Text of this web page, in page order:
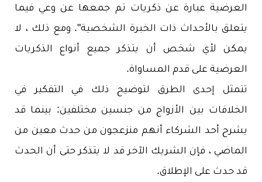
العرضية عبارة عن ذكريات تم جمعها عن وعي فيما
يتعلق بالأحداث ذات الخبرة الشخصية". ومع ذلك ، لا
يمكن لأي شخص أن يتذكر جميع أنواع الذكريات
العرضية على قدم المساواة.
تتمثل إحدى الطرق لتوضيح ذلك في التفكير في
الخلافات بين الأزواج من جنسين مختلفين: بينما قد
يشرح أحد الشركاء أنهم منزعجون من حدث معين من
الماضي ، فإن الشريك الآخر قد لا يتذكر حتى أن الحدث
قد حدث على الإطلاق.